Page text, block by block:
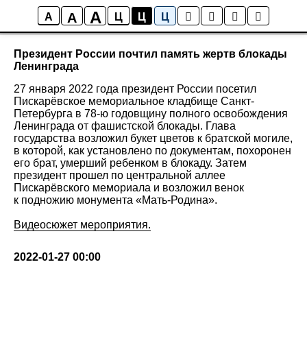
A A A Ц Ц Ц
Новости
Президент России почтил память жертв блокады
Ленинграда
27 января 2022 года президент России посетил
Пискарёвское мемориальное кладбище Санкт-
Петербурга в 78-ю годовщину полного освобождения
Ленинграда от фашистской блокады. Глава
государства возложил букет цветов к братской могиле,
в которой, как установлено по документам, похоронен
его брат, умерший ребенком в блокаду. Затем
президент прошел по центральной аллее
Пискарёвского мемориала и возложил венок
к подножию монумента «Мать-Родина».
Видеосюжет мероприятия.
2022-01-27 00:00